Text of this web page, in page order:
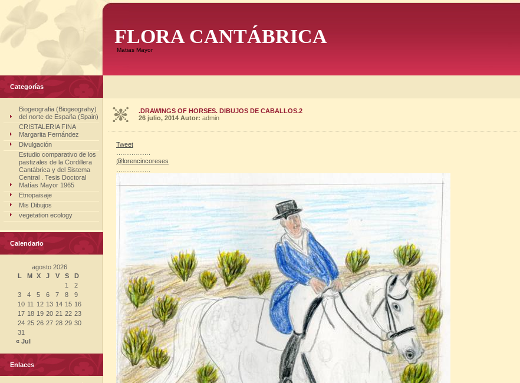
FLORA CANTÁBRICA
Matias Mayor
Categorías
Biogeografia (Biogeograhy)
del norte de España (Spain)
CRISTALERIA FINA
Margarita Fernández
Divulgación
Estudio comparativo de los
pastizales de la Cordillera
Cantábrica y del Sistema
Central . Tesis Doctoral
Matías Mayor 1965
Etnopaisaje
Mis Dibujos
vegetation ecology
Calendario
agosto 2026
L
M X J V S
D
1
2
3
4 5 6 7 8
9
10 11 12 13 14 15 16
17 18 19 20 21 22 23
24 25 26 27 28 29 30
31
« Jul
Enlaces
.DRAWINGS OF HORSES. DIBUJOS DE CABALLOS.2
26 julio, 2014 Autor: admin
Tweet
@lorencincoreses